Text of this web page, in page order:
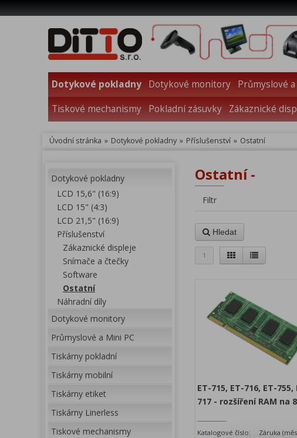
Dotykové pokladny Dotykové monitory Průmyslové
Tiskové mechanismy
Pokladní zásuvky Zákaznické
Úvodní stránka » Dotykové pokladny » Příslušenství » Ostatní
Dotykové pokladny
LCD 15,6" (16:9)
LCD 15" (4:3)
LCD 21,5" (16:9)
Příslušenství
Zákaznické displeje
Snímače a čtečky
Software
Ostatní
Náhradní díly
Dotykové monitory
Průmyslové a Mini PC
Tiskárny pokladní
Tiskárny mobilní
Tiskárny etiket
Tiskárny Linerless
Tiskové mechanismy
Ostatní -
Filtr
Hledat
1
ET-715, ET-716, ET-755,
717 - rozšíření RAM na
Katalogové číslo:
Záruka